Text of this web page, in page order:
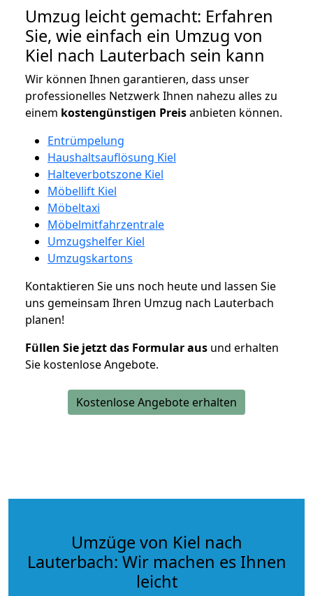
Umzug leicht gemacht: Erfahren
Sie, wie einfach ein Umzug von
Kiel nach Lauterbach sein kann
Wir können Ihnen garantieren, dass unser
professionelles Netzwerk Ihnen nahezu alles zu
einem kostengünstigen Preisanbieten können.
Entrümpelung
Haushaltsauflösung Kiel
Halteverbotszone Kiel
Möbellift Kiel
Möbeltaxi
Möbelmitfahrzentrale
Umzugshelfer Kiel
Umzugskartons
Kontaktieren Sie uns noch heute und lassen Sie
uns gemeinsam Ihren Umzug nach Lauterbach
planen!
Füllen Sie jetzt das Formular aus und erhalten
Sie kostenlose Angebote.
Kostenlose Angebote erhalten
Umzüge von Kiel nach
Lauterbach: Wir machen es Ihnen
leicht